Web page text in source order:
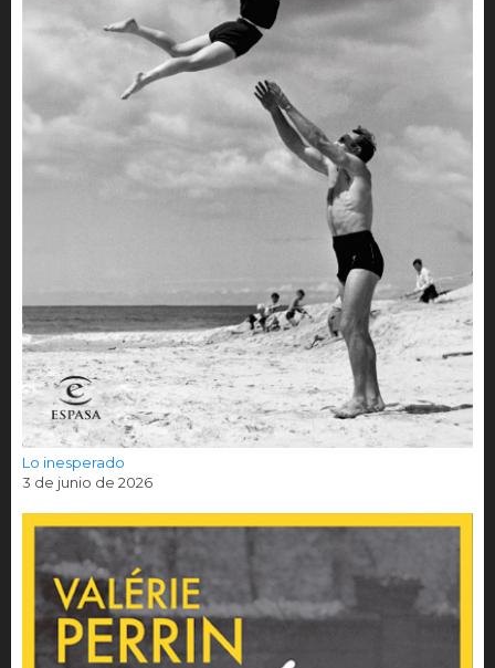
Lo inesperado
3 de junio de 2026